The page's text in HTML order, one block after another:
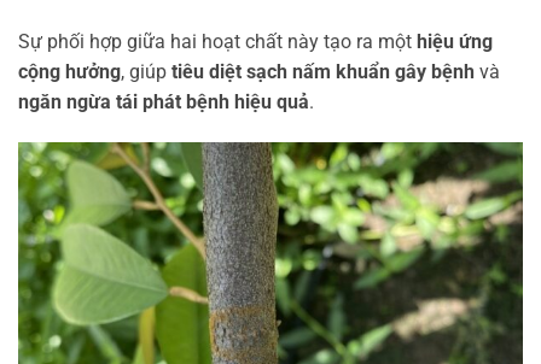
Sự phối hợp giữa hai hoạt chất này tạo ra một hiệu ứng
cộng hưởng, giúp tiêu diệt sạch nấm khuẩn gây bệnh và
ngăn ngừa tái phát bệnh hiệu quả.